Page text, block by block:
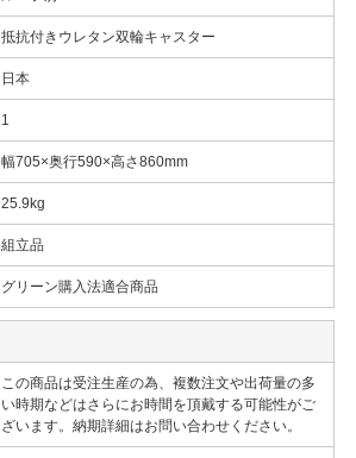
抵抗付きウレタン双輪キャスター
日本
1
幅705×奥行590×高さ860mm
25.9kg
組立品
グリーン購入法適合商品
この商品は受注生産の為、複数注文や出荷量の多
い時期などはさらにお時間を頂戴する可能性がご
ざいます。納期詳細はお問い合わせください。